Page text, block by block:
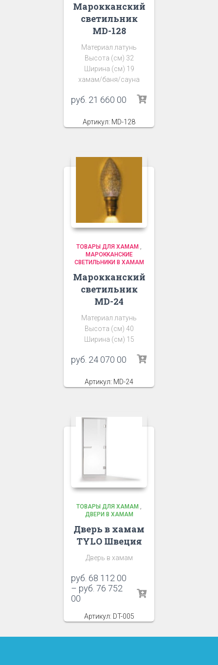
Марокканский
светильник
MD-128
Материал латунь
Высота (см) 32
Ширина (см) 19
хамам/баня/сауна
руб. 21 660 00
Артикул: MD-128
ТОВАРЫ ДЛЯ ХАМАМ ,
МАРОККАНСКИЕ
СВЕТИЛЬНИКИ В ХАМАМ
Марокканский
светильник
MD-24
Материал латунь
Высота (см) 40
Ширина (см) 15
руб. 24 070 00
Артикул: MD-24
ТОВАРЫ ДЛЯ ХАМАМ ,
ДВЕРИ В ХАМАМ
Дверь в хамам
TYLO Швеция
Дверь в хамам
руб. 68 112 00
– руб. 76 752
00
Артикул: DT-005